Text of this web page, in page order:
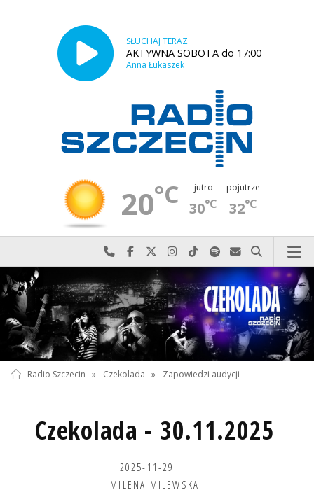
SŁUCHAJ TERAZ
AKTYWNA SOBOTA do 17:00
Anna Łukaszek
20°C jutro
30°C
pojutrze
32°C
Najlepiej po prostu do nas zadzwoń
Odwiedź nas na Facebook-u
Odwiedź nas na X
Odwiedź nas na Instagram-ie
Odwiedź nas na TikTok-u
Szukaj nas na Spotify
Wyślij do nas
Szukaj
Radio Szczecin » Czekolada » Zapowiedzi audycji
Czekolada - 30.11.2025
2025-11-29
MILENA MILEWSKA